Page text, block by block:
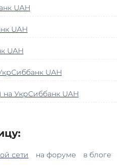
UAH
UAH
UAH
UAH
на УкрСиббанк UAH
сети на форуме в блоге